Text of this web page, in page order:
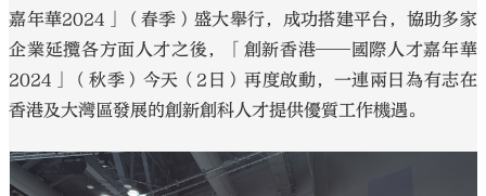
嘉年華2024」（春季）盛大舉行，成功搭建平台，協助多家
企業延攬各方面人才之後，「創新香港──國際人才嘉年華
2024」（秋季）今天（2日）再度啟動，一連兩日為有志在
香港及大灣區發展的創新創科人才提供優質工作機遇。